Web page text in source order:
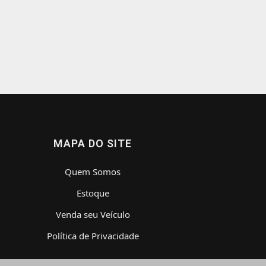
MAPA DO SITE
Quem Somos
Estoque
Venda seu Veículo
Política de Privacidade